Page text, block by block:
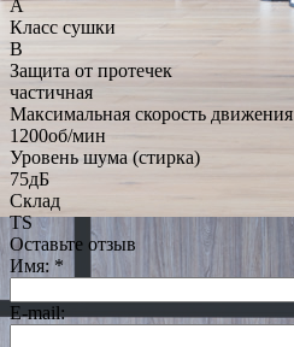
A
Класс сушки
B
Защита от протечек
частичная
Максимальная скорость движения
1200об/мин
Уровень шума (стирка)
75дБ
Склад
TS
Оставьте отзыв
Имя: *
E-mail: